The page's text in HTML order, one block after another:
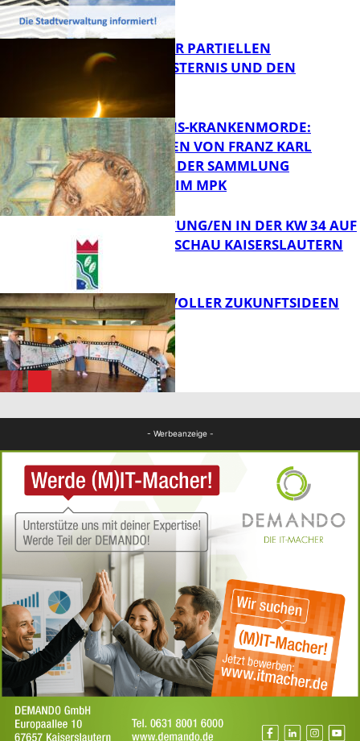
FB Kultur
Bildung
VORTRAG ZUR PARTIELLEN
SONNENFINSTERNIS UND DEN
PERSEIDEN
OPFER DER NS-KRANKENMORDE:
ZEICHNUNGEN VON FRANZ KARL
BÜHLER AUS DER SAMMLUNG
PRINZHORN IM MPK
FB Kultur
VERANSTALTUNG/EN IN DER KW 34 AUF
DER GARTENSCHAU KAISERSLAUTERN
FILMROLLE VOLLER ZUKUNFTSIDEEN
- Werbeanzeige -